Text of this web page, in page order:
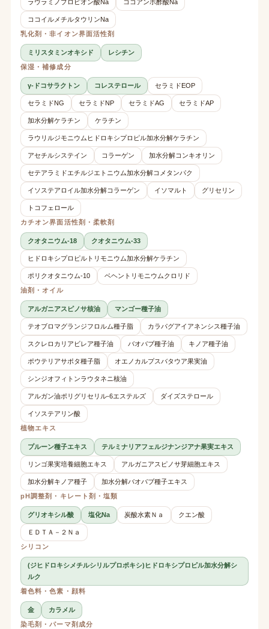
ラウラミノプロピオン酸Na ココアンホ酢酸Na
ココイルメチルタウリンNa
乳化剤・非イオン界面活性剤
ミリスタミンオキシド
レシチン
保湿・補修成分
γ-ドコサラクトン コレステロール セラミドEOP
セラミドNG セラミドNP セラミドAG セラミドAP
加水分解ケラチン ケラチン
ラウリルジモニウムヒドロキシプロピル加水分解ケラチン
アセチルシステイン コラーゲン 加水分解コンキオリン
セテアラミドエチルジエトニウム加水分解コメタンパク
イソステアロイル加水分解コラーゲン イソマルト グリセリン
トコフェロール
カチオン界面活性剤・柔軟剤
クオタニウム-18 クオタニウム-33
ヒドロキシプロピルトリモニウム加水分解ケラチン
ポリクオタニウム-10
ベヘントリモニウムクロリド
油剤・オイル
アルガニアスピノサ核油 マンゴー種子油
テオブロマグランジフロルム種子脂 カラパグアイアネンシス種子油
スクレロカリアビレア種子油 バオバブ種子油 キノア種子油
ポウテリアサポタ種子脂 オエノカルプスバタウア果実油
シンジオフィトンラウタネニ核油
アルガン油ポリグリセリル-6エステルズ ダイズステロール
イソステアリン酸
植物エキス
プルーン種子エキス テルミナリアフェルジナンジアナ果実エキス
リンゴ果実培養細胞エキス アルガニアスピノサ芽細胞エキス
加水分解キノア種子
加水分解バオバブ種子エキス
pH調整剤・キレート剤・塩類
グリオキシル酸 塩化Na 炭酸水素Ｎａ クエン酸
ＥＤＴＡ－２Ｎａ
シリコン
(ジヒドロキシメチルシリルプロポキシ)ヒドロキシプロピル加水分解シ
ルク
着色料・色素・顔料
金
カラメル
染毛剤・パーマ剤成分